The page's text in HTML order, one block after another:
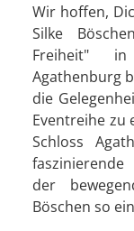
Wir hoffen,
Silke
Freiheit"
Agathenburg
die
Eventreihe zu
Schloss
der
Böschen so